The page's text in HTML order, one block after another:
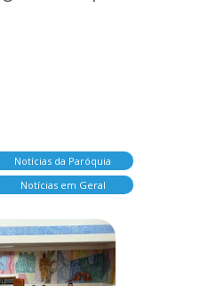
Notícias da Paróquia
Notícias em Geral